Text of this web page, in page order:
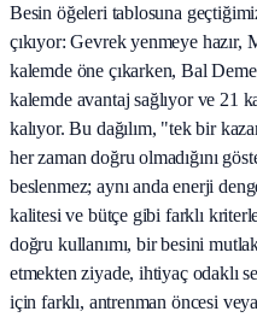
Besin öğeleri tablosuna
çıkıyor: Gevrek yenmeye
kalemde öne çıkarken, Bal
kalemde avantaj sağlıyor ve 21
kalıyor. Bu dağılım, "tek bir
her zaman doğru olmadığını
beslenmez; aynı anda enerji
kalitesi ve bütçe gibi farklı
doğru kullanımı, bir besini
etmekten ziyade, ihtiyaç odaklı
için farklı, antrenman öncesi